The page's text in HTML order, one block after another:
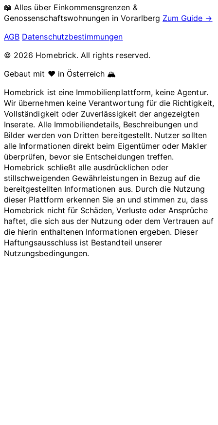
📖 Alles über Einkommensgrenzen &
Genossenschaftswohnungen inVorarlberg Zum Guide →
AGB Datenschutzbestimmungen
© 2026 Homebrick. All rights reserved.
Gebaut mit ❤️ in Österreich 🏔️
Homebrick ist eine Immobilienplattform, keine Agentur.
Wir übernehmen keine Verantwortung für die Richtigkeit,
Vollständigkeit oder Zuverlässigkeit der angezeigten
Inserate. Alle Immobiliendetails, Beschreibungen und
Bilder werden von Dritten bereitgestellt. Nutzer sollten
alle Informationen direkt beim Eigentümer oder Makler
überprüfen, bevor sie Entscheidungen treffen.
Homebrick schließt alle ausdrücklichen oder
stillschweigenden Gewährleistungen in Bezug auf die
bereitgestellten Informationen aus. Durch die Nutzung
dieser Plattform erkennen Sie an und stimmen zu, dass
Homebrick nicht für Schäden, Verluste oder Ansprüche
haftet, die sich aus der Nutzung oder dem Vertrauen auf
die hierin enthaltenen Informationen ergeben. Dieser
Haftungsausschluss ist Bestandteil unserer
Nutzungsbedingungen.